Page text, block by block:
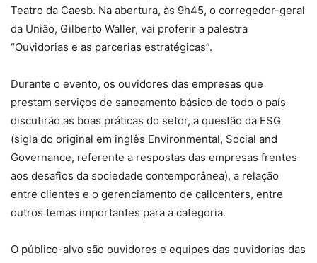
Teatro da Caesb. Na abertura, às 9h45, o corregedor-geral
da União, Gilberto Waller, vai proferir a palestra
“Ouvidorias e as parcerias estratégicas”.
Durante o evento, os ouvidores das empresas que
prestam serviços de saneamento básico de todo o país
discutirão as boas práticas do setor, a questão da ESG
(sigla do original em inglês Environmental, Social and
Governance, referente a respostas das empresas frentes
aos desafios da sociedade contemporânea), a relação
entre clientes e o gerenciamento de callcenters, entre
outros temas importantes para a categoria.
O público-alvo são ouvidores e equipes das ouvidorias das